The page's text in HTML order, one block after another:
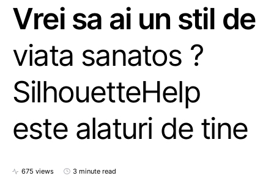
Vrei sa ai un stil de
viata sanatos ?
SilhouetteHelp
este alaturi de tine
675 views 3 minute read